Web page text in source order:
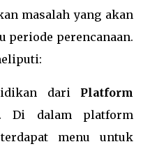
masalah yang akan
periode perencanaan.
dari Platform
. Di dalam platform
menu untuk